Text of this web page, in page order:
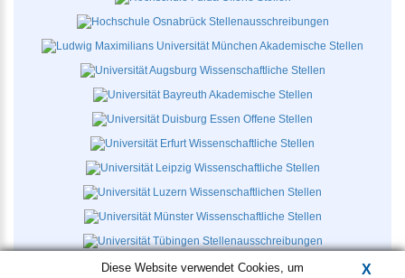
Diese Website verwendet Cookies, um
X